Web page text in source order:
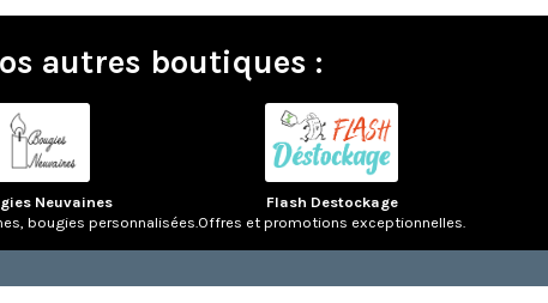
autres boutiques :
Neuvaines
bougies personnalisées.
Flash Destockage
Offres et promotions exceptionnelles.